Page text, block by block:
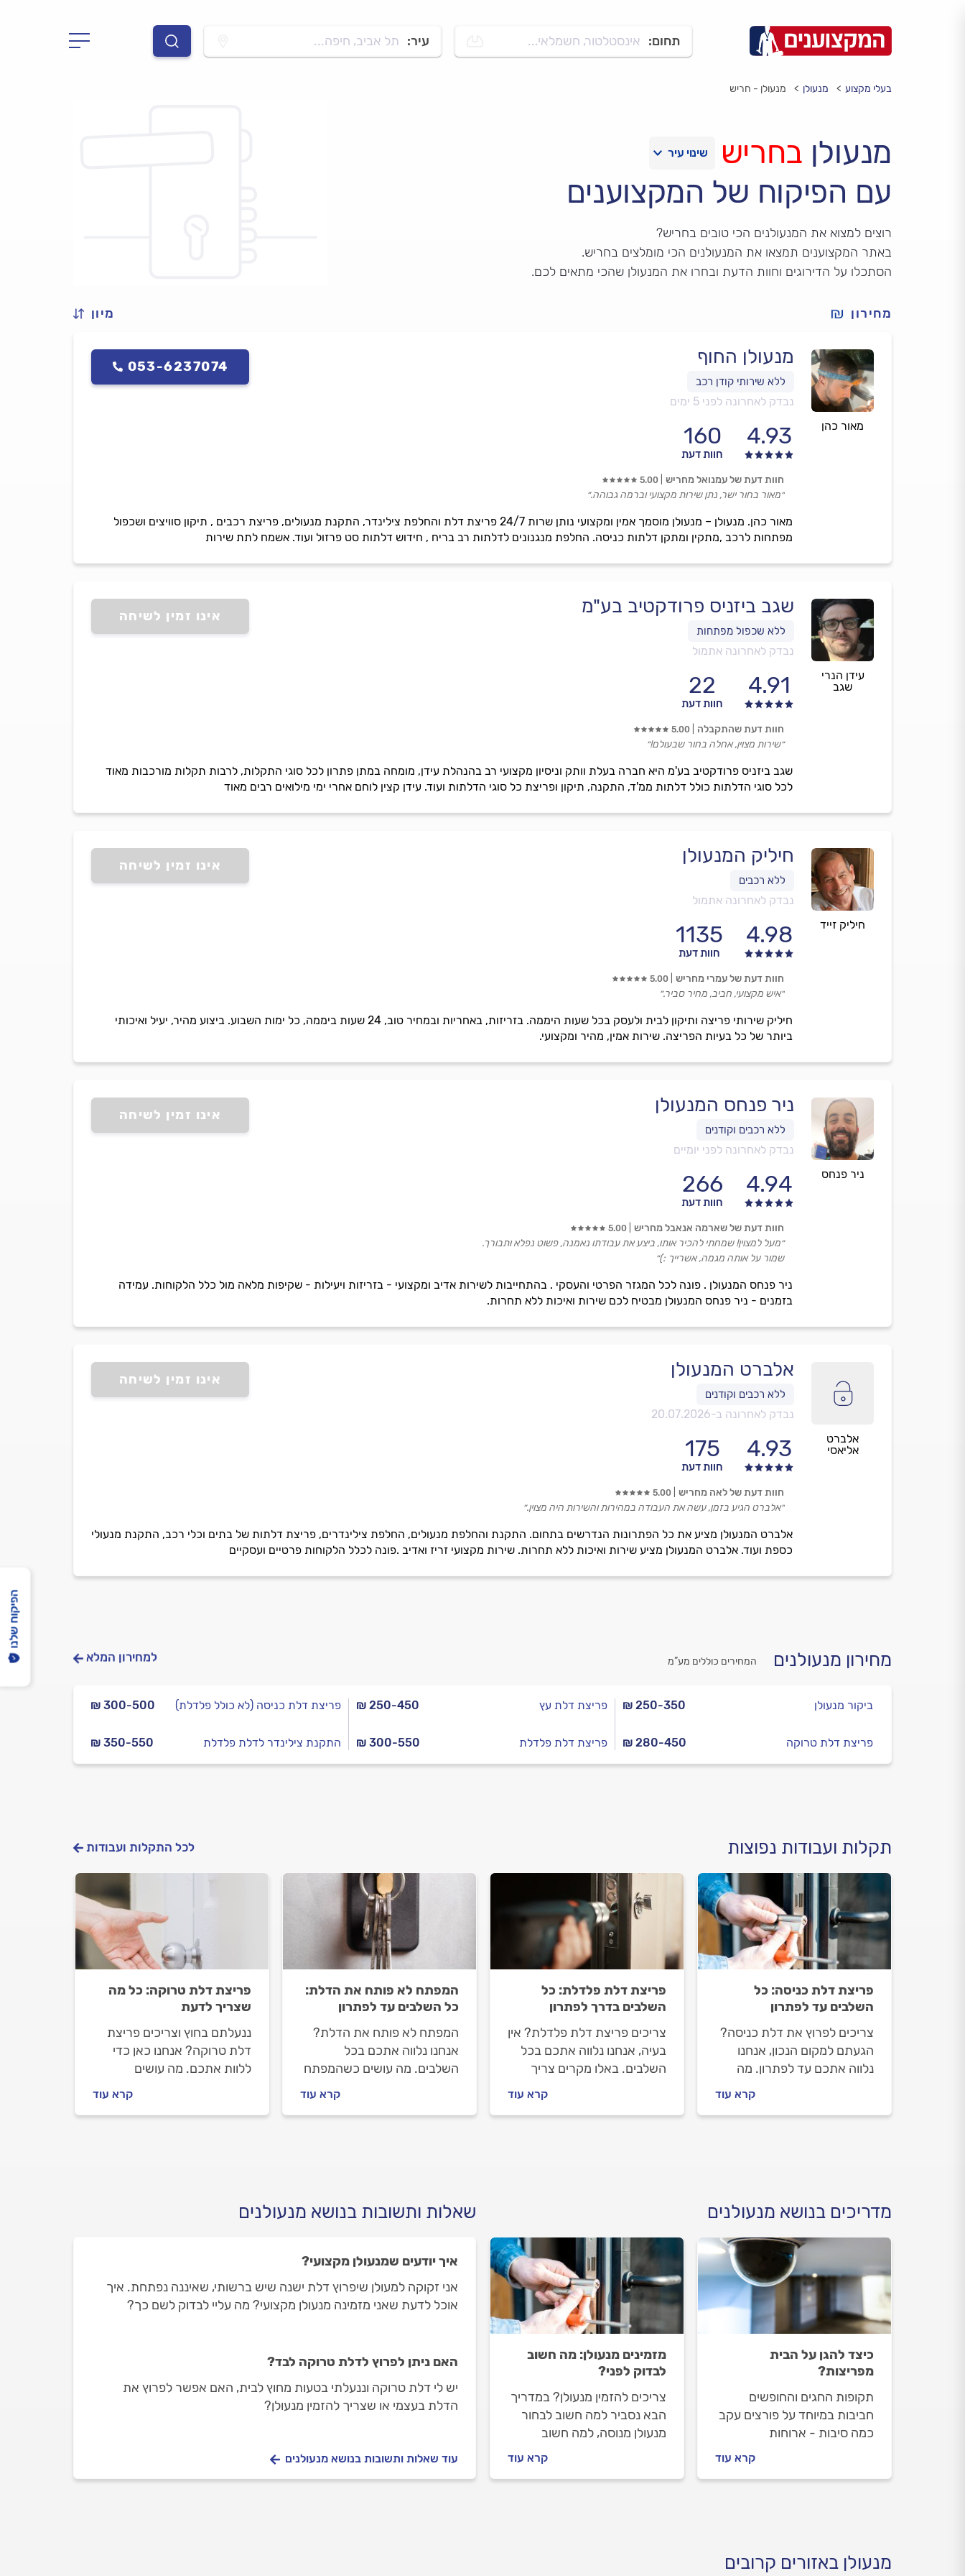
תחום: אינסטלטור, חשמלאי... עיר: תל אביב, חיפה...
בעלי מקצוע מנעולן מנעולן - חריש
מנעולן בחריש
עם הפיקוח של המקצוענים
רוצים למצוא את המנעולנים הכי טובים בחריש?
באתר המקצוענים תמצאו את המנעולנים הכי מומלצים בחריש.
הסתכלו על הדירוגים וחוות הדעת ובחרו את המנעולן שהכי מתאים לכם.
מחירון מיון
מאור כהן
מנעולן החוף
נבדק לאחרונה לפני 5 ימים
4.93
160
חוות דעת
053-6237074
מאור כהן. מנעולן – מנעולן מוסמך אמין ומקצועי נותן שרות 24/7 פריצת דלת והחלפת צילינדר, התקנת מנעולים, פריצת רכבים , תיקון סוויצים ושכפול
מפתחות לרכב ,מתקין ומתקן דלתות כניסה. החלפת מנגנונים לדלתות רב בריח , חידוש דלתות סט פרזול ועוד. אשמח לתת שירות
חוות דעת של עמנואל מחריש 5.00
״מאור בחור ישר, נתן שירות מקצועי וברמה גבוהה.״
עידן הנרי
שגב
שגב ביזניס פרודקטיב בע"מ
נבדק לאחרונה אתמול
4.91
22
חוות דעת
אינו זמין לשיחה
שגב ביזניס פרודקטיב בע'מ היא חברה בעלת וותק וניסיון מקצועי רב בהנהלת עידן, מומחה במתן פתרון לכל סוגי התקלות, לרבות תקלות מורכבות מאוד
לכל סוגי הדלתות כולל דלתות ממ'ד, התקנה, תיקון ופריצת כל סוגי הדלתות ועוד. עידן קצין לוחם אחרי ימי מילואים רבים מאוד
חוות דעת שהתקבלה 5.00
״שירות מצוין, אחלה בחור שבעולם!״
חיליק זייד
חיליק המנעולן
נבדק לאחרונה אתמול
4.98
1135
חוות דעת
אינו זמין לשיחה
חיליק שירותי פריצה ותיקון לבית ולעסק בכל שעות היממה. בזריזות, באחריות ובמחיר טוב, 24 שעות ביממה, כל ימות השבוע. ביצוע מהיר, יעיל ואיכותי
ביותר של כל בעיות הפריצה. שירות אמין, מהיר ומקצועי.
חוות דעת של עמרי מחריש 5.00
״איש מקצועי, חביב, מחיר סביר.״
ניר פנחס
ניר פנחס המנעולן
נבדק לאחרונה לפני יומיים
4.94
266
חוות דעת
אינו זמין לשיחה
ניר פנחס המנעולן . פונה לכל המגזר הפרטי והעסקי . בהתחייבות לשירות אדיב ומקצועי - בזריזות ויעילות - שקיפות מלאה מול כלל הלקוחות. עמידה
בזמנים - ניר פנחס המנעולן מבטיח לכם שירות ואיכות ללא תחרות.
חוות דעת של שארמה אנאבל מחריש 5.00
״מעל למצוין! שמחתי להכיר אותו, ביצע את עבודתו נאמנה, פשוט נפלא ותבורך.
שמור על אותה מגמה, אשרייך :)״
אלברט
אליאסי
אלברט המנעולן
נבדק לאחרונה ב-20.07.2026
4.93
175
חוות דעת
אינו זמין לשיחה
אלברט המנעולן מציע את כל הפתרונות הנדרשים בתחום. התקנת והחלפת מנעולים, החלפת צילינדרים, פריצת דלתות של בתים וכלי רכב, התקנת מנעולי
כספת ועוד. אלברט המנעולן מציע שירות ואיכות ללא תחרות. שירות מקצועי זריז ואדיב .פונה לכלל הלקוחות פרטיים ועסקיים
חוות דעת של לאה מחריש 5.00
״אלברט הגיע בזמן, עשה את העבודה במהירות והשירות היה מצוין.״
מחירון מנעולנים המחירים כוללים מע”מ למחירון המלא
₪ 250-350 ביקור מנעולן
₪ 280-450 פריצת דלת טרוקה
₪ 250-450 פריצת דלת עץ
₪ 300-550 פריצת דלת פלדלת
₪ 300-500 פריצת דלת כניסה (לא כולל פלדלת)
₪ 350-550 התקנת צילינדר לדלת פלדלת
תקלות ועבודות נפוצות לכל התקלות ועבודות
פריצת דלת כניסה: כל
השלבים עד לפתרון
צריכים לפרוץ את דלת כניסה?
הגעתם למקום הנכון, אנחנו
נלווה אתכם עד לפתרון. מה
כניסה, איך מתנהלים מול
המנעולן וכמה תעלה פריצת
קרא עוד
פריצת דלת פלדלת: כל
השלבים בדרך לפתרון
צריכים פריצת דלת פלדלת? אין
בעיה, אנחנו נלווה אתכם בכל
השלבים. באלו מקרים צריך
מתנהלים מול המנעולן במהלך
העבודה וכמה תעלה פריצת
קרא עוד
המפתח לא פותח את הדלת:
כל השלבים עד לפתרון
המפתח לא פותח את הדלת?
אנחנו נלווה אתכם בכל
השלבים. מה עושים כשהמפתח
מתנהלים מול המנעולן וכמה
תעלה העבודה? התשובות
קרא עוד
פריצת דלת טרוקה: כל מה
שצריך לדעת
ננעלתם בחוץ וצריכים פריצת
דלת טרוקה? אנחנו כאן כדי
ללוות אתכם. מה עושים
מתנהלים מול המנעולן וכמה
תעלה פריצת דלת טרוקה? כל
קרא עוד
מדריכים בנושא מנעולנים
כיצד להגן על הבית
מפריצות?
תקופות החגים והחופשים
חביבות במיוחד על פורצים עקב
כמה סיבות - ארוחות
שפירושן כמה שעות בהן הבית
ריק מדיירים וחופשות בחו"ל
קרא עוד
מזמינים מנעולן: מה חשוב
לבדוק לפני?
צריכים להזמין מנעולן? במדריך
הבא נסביר למה חשוב לבחור
מנעולן מנוסה, למה חשוב
וההמלצות עליו וגם, למה חשוב
לשים לב במהלך העבודה? כל
קרא עוד
שאלות ותשובות בנושא מנעולנים
איך יודעים שמנעולן מקצועי?
אני זקוקה למעולן שיפרוץ דלת ישנה שיש ברשותי, שאיננה נפתחת. איך
אוכל לדעת שאני מזמינה מנעולן מקצועי? מה עליי לבדוק לשם כך?
האם ניתן לפרוץ לדלת טרוקה לבד?
יש לי דלת טרוקה וננעלתי בטעות מחוץ לבית, האם אפשר לפרוץ את
הדלת בעצמי או שצריך להזמין מנעולן?
עוד שאלות ותשובות בנושא מנעולנים
מנעולן באזורים קרובים
הפיקוח שלנו